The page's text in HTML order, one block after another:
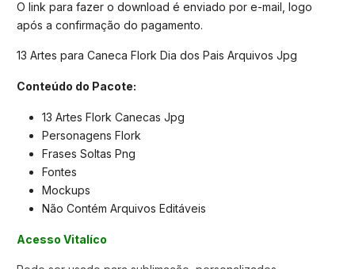
O link para fazer o download é enviado por e-mail, logo
após a confirmação do pagamento.
13 Artes para Caneca Flork Dia dos Pais Arquivos Jpg
Conteúdo do Pacote:
13 Artes Flork Canecas Jpg
Personagens Flork
Frases Soltas Png
Fontes
Mockups
Não Contém Arquivos Editáveis
Acesso Vitalíco